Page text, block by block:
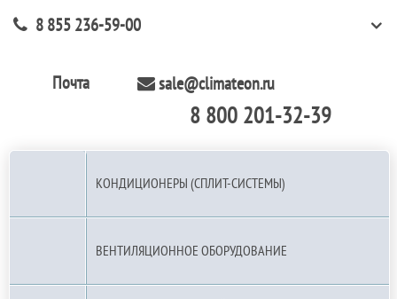
8 855 236-59-00
Почта sale@climateon.ru
8 800 201-32-39
КОНДИЦИОНЕРЫ (СПЛИТ-СИСТЕМЫ)
ВЕНТИЛЯЦИОННОЕ ОБОРУДОВАНИЕ